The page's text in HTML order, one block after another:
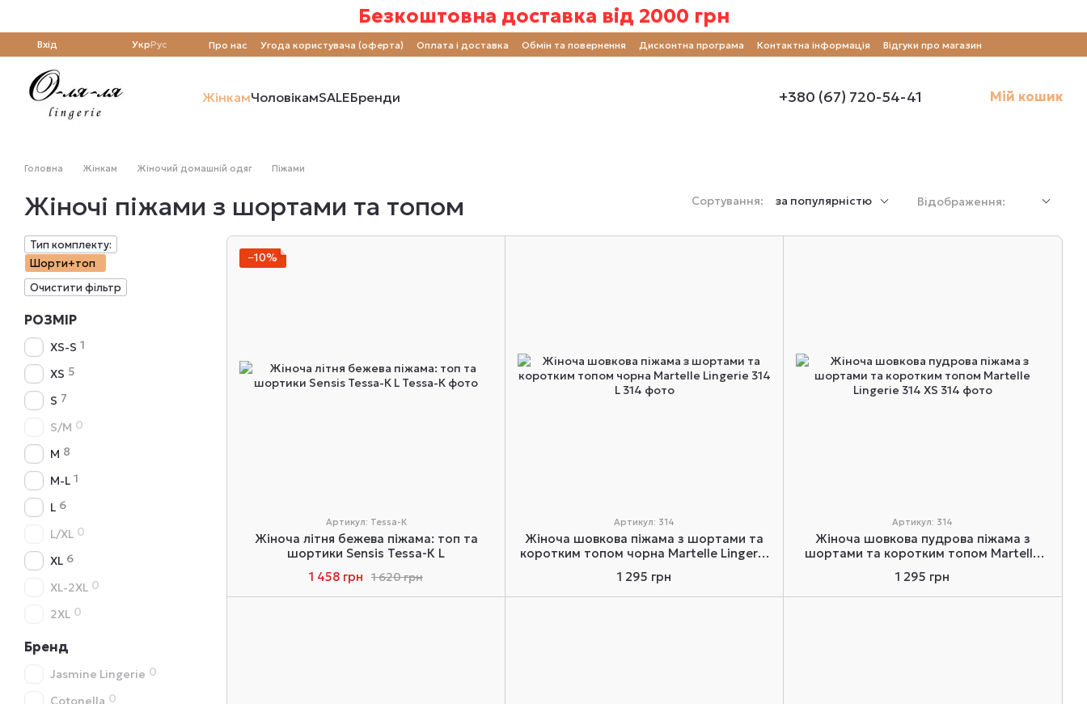
Безкоштовна доставка від 2000 грн
Вхід УкрРус Про нас Угода користувача (оферта) Оплата і доставка Обмін та повернення Дисконтна програма Контактна інформація Відгуки про магазин
ЖінкамЧоловікамSALEБренди +380 (67) 720-54-41 Мій кошик
Головна Жінкам Жіночий домашній одяг Піжами
Жіночі піжами з шортами та топом Сортування: за популярністю Відображення:
−10%
Артикул: Tessa-К
Жіноча літня бежева піжама: топ та
шортики Sensis Tessa-К L
1 620 грн
1 458 грн
Артикул: 314
Жіноча шовкова піжама з шортами та
коротким топом чорна Martelle Lingerie
1 295 грн
Артикул: 314
Жіноча шовкова пудрова піжама з
шортами та коротким топом Martelle
1 295 грн
Тип комплекту:
Шорти+топ
Очистити фільтр
РОЗМІР
XS-S 1
XS 5
S 7
S/M 0
M 8
M-L 1
L 6
L/XL 0
XL 6
XL-2XL 0
2XL 0
Бренд
Jasmine Lingerie 0
Cotonella 0